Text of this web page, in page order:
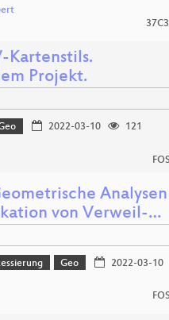
Kartenstils.
Projekt.
2022-03-10
121
von Verweil-…
Geo
2022-03-10